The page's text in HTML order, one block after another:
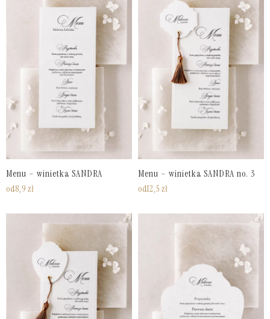
Menu – winietka SANDRA
od8,9 zł
Menu – winietka SANDRA no. 3
od12,5 zł